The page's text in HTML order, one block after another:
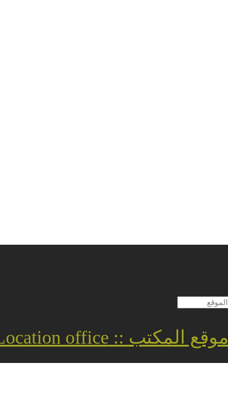
موقع المكتب :: Location office